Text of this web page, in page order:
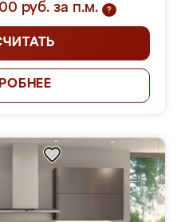
руб. за п.м.
?